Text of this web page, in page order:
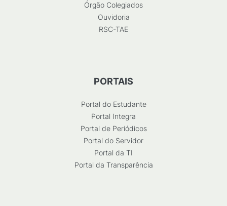
Órgão Colegiados
Ouvidoria
RSC-TAE
PORTAIS
Portal do Estudante
Portal Integra
Portal de Periódicos
Portal do Servidor
Portal da TI
Portal da Transparência